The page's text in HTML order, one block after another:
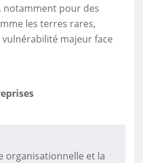
, notamment pour des
les terres rares,
majeur face
organisationnelle et la